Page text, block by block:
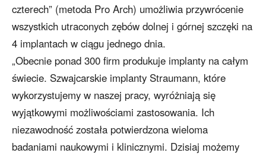
czterech” (metoda Pro Arch) umożliwia przywrócenie
wszystkich utraconych zębów dolnej i górnej szczęki na
4 implantach w ciągu jednego dnia.
„Obecnie ponad 300 firm produkuje implanty na całym
świecie. Szwajcarskie implanty Straumann, które
wykorzystujemy w naszej pracy, wyróżniają się
wyjątkowymi możliwościami zastosowania. Ich
niezawodność została potwierdzona wieloma
badaniami naukowymi i klinicznymi. Dzisiaj możemy